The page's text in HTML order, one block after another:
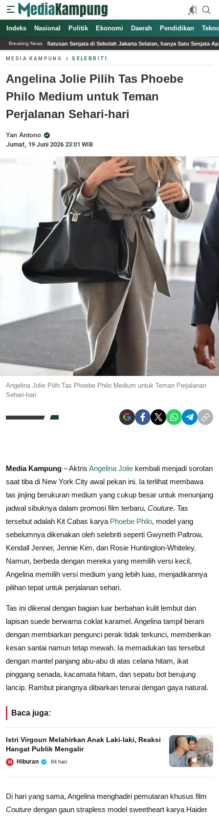
Indeks Nasional Politik Ekonomi Daerah Pendidikan
Breaking News
di Sekolah Jakarta Selatan, hanya Satu Senjata Api Harga Telur Ayam
MEDIA KAMPUNG SELEBRITI
Angelina Jolie Pilih Tas Phoebe
Philo Medium untuk Teman
Perjalanan Sehari-hari
Yan Antono
Jumat, 19 Juni 2026 23:01 WIB
Angelina Jolie Pilih Tas Phoebe Philo Medium untuk Teman Perjalanan
Sehari-hari
Media Kampung – Aktris Angelina Jolie kembali menjadi sorotan
saat tiba di New York City awal pekan ini. Ia terlihat membawa
tas jinjing berukuran medium yang cukup besar untuk menunjang
jadwal sibuknya dalam promosi film terbaru, Couture. Tas
tersebut adalah Kit Cabas karya Phoebe Philo, model yang
sebelumnya dikenakan oleh selebriti seperti Gwyneth Paltrow,
Kendall Jenner, Jennie Kim, dan Rosie Huntington-Whiteley.
Namun, berbeda dengan mereka yang memilih versi kecil,
Angelina memilih versi medium yang lebih luas, menjadikannya
pilihan tepat untuk perjalanan sehari.
Tas ini dikenal dengan bagian luar berbahan kulit lembut dan
lapisan suede berwarna coklat karamel. Angelina tampil berani
dengan membiarkan pengunci perak tidak terkunci, memberikan
kesan santai namun tetap mewah. Ia memadukan tas tersebut
dengan mantel panjang abu-abu di atas celana hitam, ikat
pinggang senada, kacamata hitam, dan sepatu bot berujung
lancip. Rambut pirangnya dibiarkan terurai dengan gaya natural.
Baca juga:
Istri Virgoun Melahirkan Anak Laki-laki, Reaksi
Hangat Publik Mengalir
H Hiburan 84 hari
Di hari yang sama, Angelina menghadiri pemutaran khusus film
Couture dengan gaun strapless model sweetheart karya Haider